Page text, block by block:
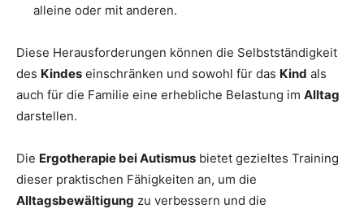
alleine oder mit anderen.
Diese Herausforderungen können die Selbstständigkeit
des Kindes einschränken und sowohl für das Kind als
auch für die Familie eine erhebliche Belastung im Alltag
darstellen.
Die Ergotherapie bei Autismus bietet gezieltes Training
dieser praktischen Fähigkeiten an, um die
Alltagsbewältigung zu verbessern und die